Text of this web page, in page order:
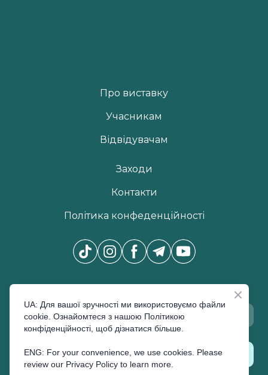
Про виставку
Учасникам
Відвідувачам
Заходи
Контакти
Політика конфеденційності
ПІДПИСАТИСЬ
UA: Для вашої зручності ми використовуємо файли
cookie. Ознайомтеся з нашою Політикою
конфіденційності, щоб дізнатися більше.
ENG: For your convenience, we use cookies. Please
review our Privacy Policy to learn more.